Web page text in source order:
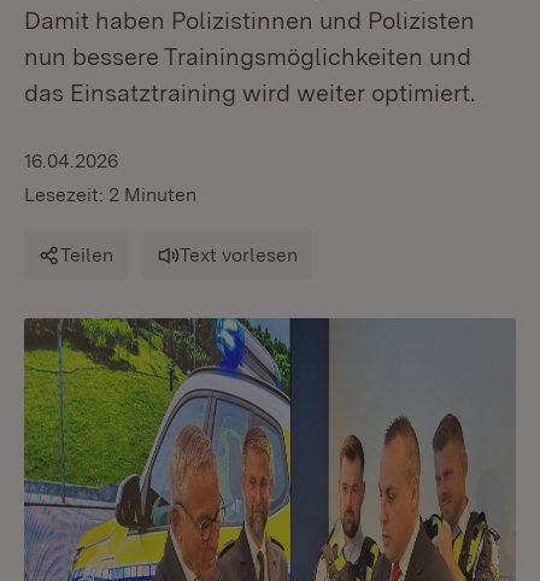
Damit haben Polizistinnen und Polizisten
nun bessere Trainingsmöglichkeiten und
das Einsatztraining wird weiter optimiert.
16.04.2026
Lesezeit: 2 Minuten
Teilen Text vorlesen